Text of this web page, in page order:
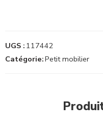
UGS : 117442
Catégorie:Petit mobilier